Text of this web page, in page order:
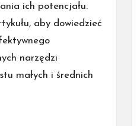
ich potencjału.
aby dowiedzieć
narzędzi
małych i średnich